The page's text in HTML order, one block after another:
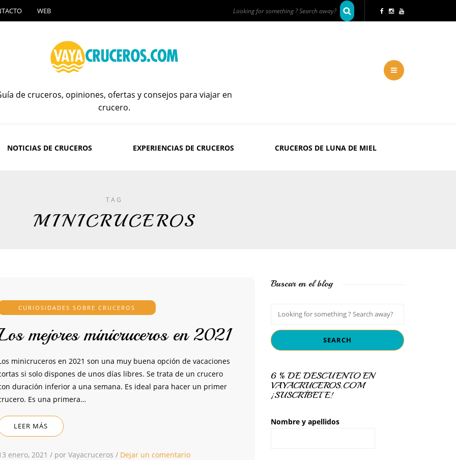
WEB
de cruceros, opiniones, ofertas y consejos para viajar en
crucero.
NOTICIAS DE CRUCEROS EXPERIENCIAS DE CRUCEROS CRUCEROS DE LUNA DE MIEL
TAG
MINICRUCEROS
CURIOSIDADES SOBRE CRUCEROS
mejores minicruceros en 2021
minicruceros en 2021 son una muy buena opción de vacaciones
si solo dispones de unos días libres. Se trata de un crucero
duración inferior a una semana. Es ideal para hacer un primer
Es una primera…
LEER MÁS
enero, 2021 / por Vayacruceros / Dejar un comentario
Buscar en el blog
6 % DE DESCUENTO EN
VAYACRUCEROS.COM
¡SUSCRÍBETE!
Nombre y apellidos